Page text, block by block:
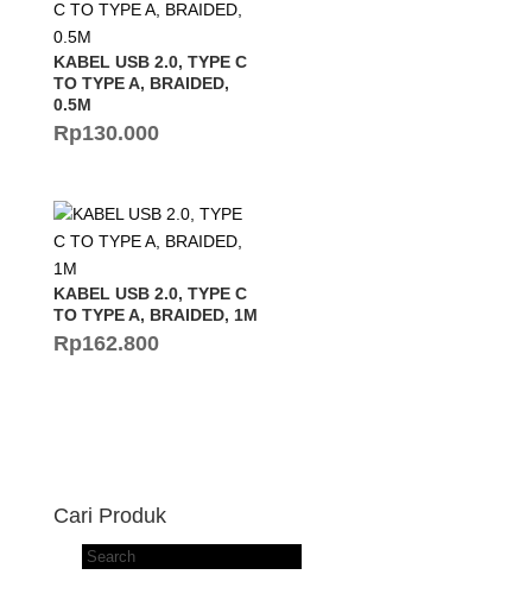
KABEL USB 2.0, TYPE C
TO TYPE A, BRAIDED,
0.5M
Rp130.000
KABEL USB 2.0, TYPE C
TO TYPE A, BRAIDED, 1M
Rp162.800
Cari Produk
Products